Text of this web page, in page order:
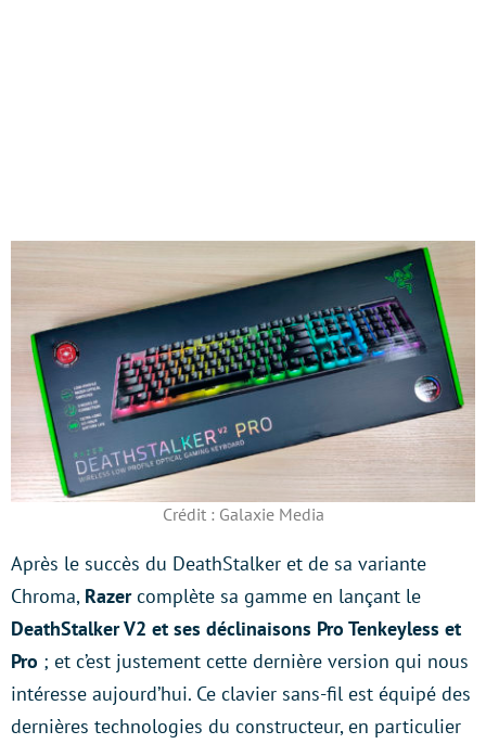
Crédit : Galaxie Media
Après le succès du DeathStalker et de sa variante
Chroma, Razercomplète sa gamme en lançant le
DeathStalker V2 et ses déclinaisons Pro Tenkeyless et
Pro ; et c’est justement cette dernière version qui nous
intéresse aujourd’hui. Ce clavier sans-fil est équipé des
dernières technologies du constructeur, en particulier